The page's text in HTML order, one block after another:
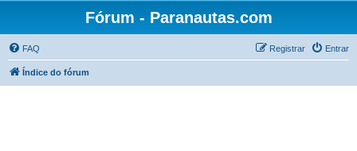
Fórum - Paranautas.com
FAQ Entrar
Registrar
Índice do fórum